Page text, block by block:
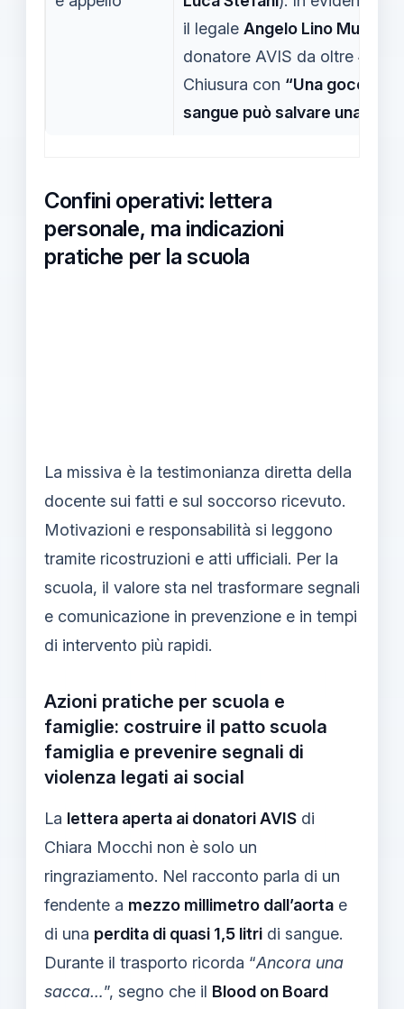
il legale Angelo Lino Murtas
donatore AVIS da oltre 45
Chiusura con “Una goccia di
sangue può salvare una vita”
Confini operativi: lettera
personale, ma indicazioni
pratiche per la scuola
La missiva è la testimonianza diretta della
docente sui fatti e sul soccorso ricevuto.
Motivazioni e responsabilità si leggono
tramite ricostruzioni e atti ufficiali. Per la
scuola, il valore sta nel trasformare segnali
e comunicazione in prevenzione e in tempi
di intervento più rapidi.
Azioni pratiche per scuola e
famiglie: costruire il patto scuola
famiglia e prevenire segnali di
violenza legati ai social
La lettera aperta ai donatori AVIS di
Chiara Mocchi non è solo un
ringraziamento. Nel racconto parla di un
fendente a mezzo millimetro dall’aorta e
di una perdita di quasi 1,5 litri di sangue.
Durante il trasporto ricorda “Ancora una
sacca…”, segno che il Blood on Board